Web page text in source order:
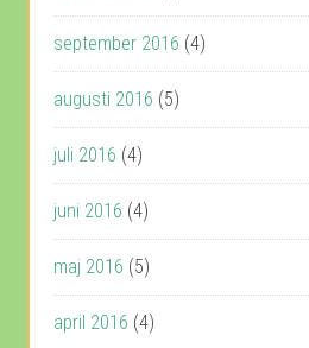
september 2016 (4)
augusti 2016 (5)
juli 2016 (4)
juni 2016 (4)
maj 2016 (5)
april 2016 (4)